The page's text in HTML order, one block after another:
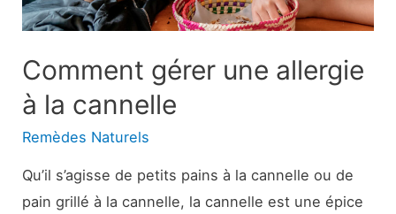
normales
et
irrégulières
Comment gérer une allergie
à la cannelle
Remèdes Naturels
Qu’il s’agisse de petits pains à la cannelle ou de
pain grillé à la cannelle, la cannelle est une épice